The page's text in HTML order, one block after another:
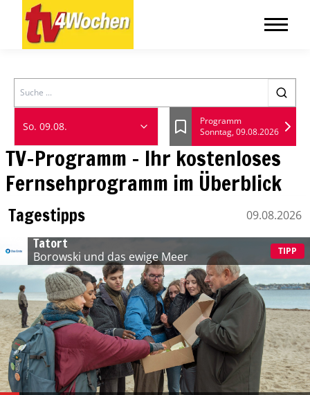
Search
So. 09.08. Lesezeichen
Programm
Sonntag, 09.08.2026
TV-Programm - Ihr kostenloses
Fernsehprogramm im Überblick
Tagestipps
Sonntag, 09 August 09.08.2026
Tatort
Borowski und das ewige Meer TIPP